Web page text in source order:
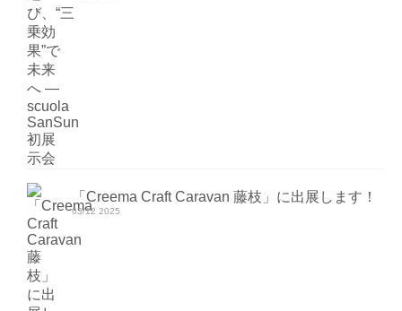
「Creema Craft Caravan 藤枝」に出展します！
03/12 2025